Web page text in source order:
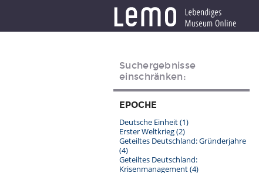
Suchergebnisse
einschränken:
EPOCHE
Deutsche Einheit(1)
Erster Weltkrieg(2)
Geteiltes Deutschland: Gründerjahre
(4)
Geteiltes Deutschland:
Krisenmanagement(4)